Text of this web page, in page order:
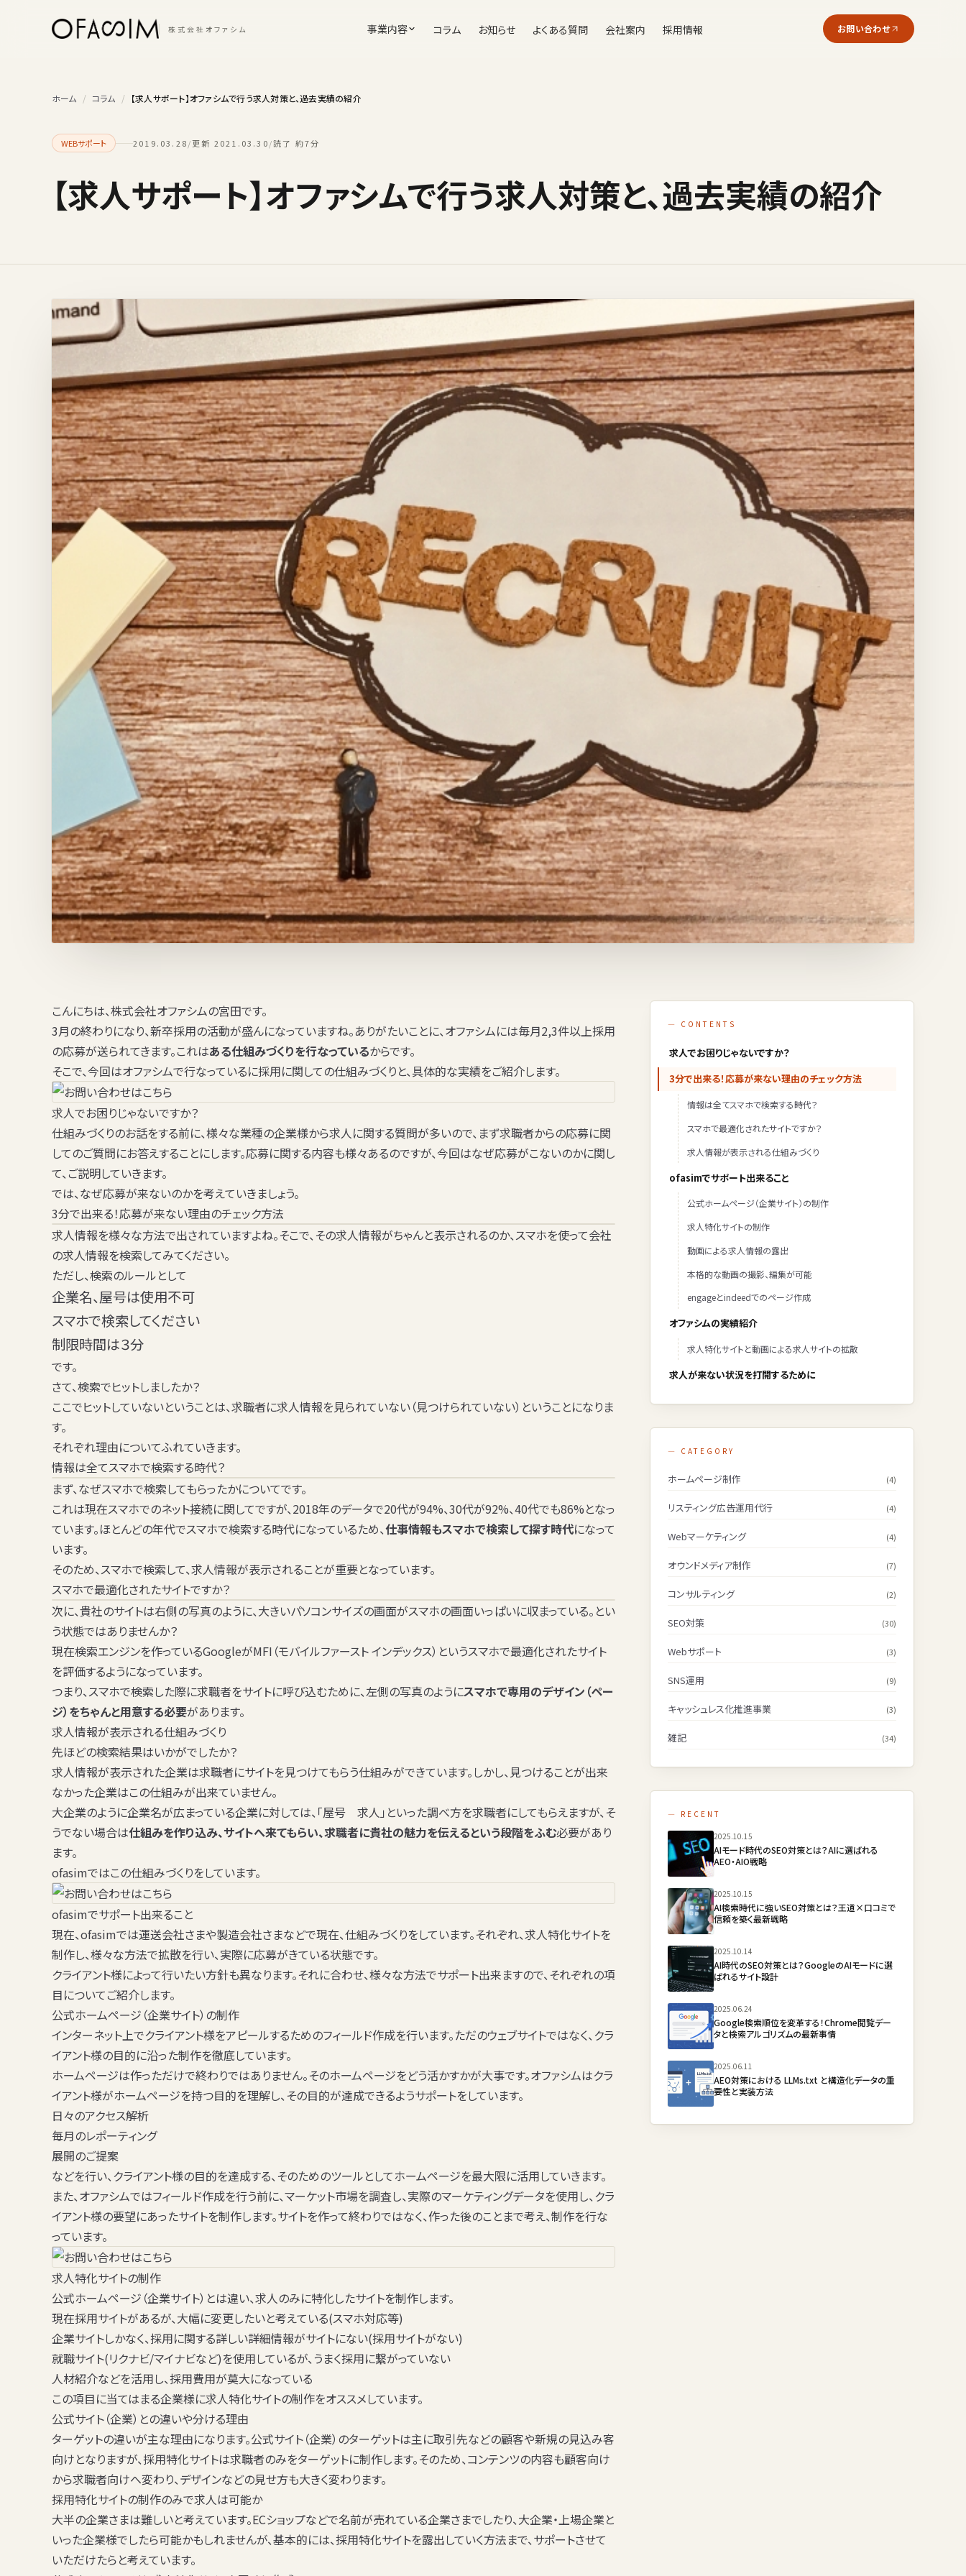
株式会社オファシム 事業内容 コラム お知らせ よくある質問 会社案内 採用情報 お問い合わせ
ホーム / コラム / 【求人サポート】オファシムで行う求人対策と、過去実績の紹介
WEBサポート 2019.03.28/更新 2021.03.30/読了 約7分
【求人サポート】オファシムで行う求人対策と、過去実績の紹介
こんにちは、株式会社オファシムの宮田です。
3月の終わりになり、新卒採用の活動が盛んになっていますね。ありがたいことに、オファシムには毎月2,3件以上採用
の応募が送られてきます。これはある仕組みづくりを行なっているからです。
そこで、今回はオファシムで行なっているに採用に関しての仕組みづくりと、具体的な実績をご紹介します。
求人でお困りじゃないですか？
仕組みづくりのお話をする前に、様々な業種の企業様から求人に関する質問が多いので、まず求職者からの応募に関
してのご質問にお答えすることにします。応募に関する内容も様々あるのですが、今回はなぜ応募がこないのかに関し
て、ご説明していきます。
では、なぜ応募が来ないのかを考えていきましょう。
3分で出来る！応募が来ない理由のチェック方法
求人情報を様々な方法で出されていますよね。そこで、その求人情報がちゃんと表示されるのか、スマホを使って会社
の求人情報を検索してみてください。
ただし、検索のルールとして
企業名、屋号は使用不可
スマホで検索してください
制限時間は３分
です。
さて、検索でヒットしましたか？
ここでヒットしていないということは、求職者に求人情報を見られていない（見つけられていない）ということになりま
す。
それぞれ理由についてふれていきます。
情報は全てスマホで検索する時代？
まず、なぜスマホで検索してもらったかについてです。
これは現在スマホでのネット接続に関してですが、2018年のデータで20代が94%、30代が92%、40代でも86%となっ
ています。ほとんどの年代でスマホで検索する時代になっているため、仕事情報もスマホで検索して探す時代になって
います。
そのため、スマホで検索して、求人情報が表示されることが重要となっています。
スマホで最適化されたサイトですか？
次に、貴社のサイトは右側の写真のように、大きいパソコンサイズの画面がスマホの画面いっぱいに収まっている。とい
う状態ではありませんか？
現在検索エンジンを作っているGoogleがMFI（モバイルファースト インデックス）というスマホで最適化されたサイト
を評価するようになっています。
つまり、スマホで検索した際に求職者をサイトに呼び込むために、左側の写真のようにスマホで専用のデザイン（ペー
ジ）をちゃんと用意する必要があります。
求人情報が表示される仕組みづくり
先ほどの検索結果はいかがでしたか？
求人情報が表示された企業は求職者にサイトを見つけてもらう仕組みができています。しかし、見つけることが出来
なかった企業はこの仕組みが出来ていません。
大企業のように企業名が広まっている企業に対しては、「屋号 求人」といった調べ方を求職者にしてもらえますが、そ
うでない場合は仕組みを作り込み、サイトへ来てもらい、求職者に貴社の魅力を伝えるという段階をふむ必要があり
ます。
ofasimではこの仕組みづくりをしています。
ofasimでサポート出来ること
現在、ofasimでは運送会社さまや製造会社さまなどで現在、仕組みづくりをしています。それぞれ、求人特化サイトを
制作し、様々な方法で拡散を行い、実際に応募がきている状態です。
クライアント様によって行いたい方針も異なります。それに合わせ、様々な方法でサポート出来ますので、それぞれの項
目についてご紹介します。
公式ホームページ（企業サイト）の制作
インターネット上でクライアント様をアピールするためのフィールド作成を行います。ただのウェブサイトではなく、クラ
イアント様の目的に沿った制作を徹底しています。
ホームページは作っただけで終わりではありません。そのホームページをどう活かすかが大事です。オファシムはクラ
イアント様がホームページを持つ目的を理解し、その目的が達成できるようサポートをしています。
日々のアクセス解析
毎月のレポーティング
展開のご提案
などを行い、クライアント様の目的を達成する、そのためのツールとしてホームページを最大限に活用していきます。
また、オファシムではフィールド作成を行う前に、マーケット市場を調査し、実際のマーケティングデータを使用し、クラ
イアント様の要望にあったサイトを制作します。サイトを作って終わりではなく、作った後のことまで考え、制作を行な
っています。
求人特化サイトの制作
公式ホームページ（企業サイト）とは違い、求人のみに特化したサイトを制作します。
現在採用サイトがあるが、大幅に変更したいと考えている(スマホ対応等)
企業サイトしかなく、採用に関する詳しい詳細情報がサイトにない(採用サイトがない)
就職サイト(リクナビ/マイナビなど)を使用しているが、うまく採用に繋がっていない
人材紹介などを活用し、採用費用が莫大になっている
この項目に当てはまる企業様に求人特化サイトの制作をオススメしています。
公式サイト（企業）との違いや分ける理由
ターゲットの違いが主な理由になります。公式サイト（企業）のターゲットは主に取引先などの顧客や新規の見込み客
向けとなりますが、採用特化サイトは求職者のみをターゲットに制作します。そのため、コンテンツの内容も顧客向け
から求職者向けへ変わり、デザインなどの見せ方も大きく変わります。
採用特化サイトの制作のみで求人は可能か
大半の企業さまは難しいと考えています。ECショップなどで名前が売れている企業さまでしたり、大企業・上場企業と
いった企業様でしたら可能かもしれませんが、基本的には、採用特化サイトを露出していく方法まで、サポートさせて
いただけたらと考えています。
— CONTENTS
求人でお困りじゃないですか？
3分で出来る！応募が来ない理由のチェック方法
情報は全てスマホで検索する時代？
スマホで最適化されたサイトですか？
求人情報が表示される仕組みづくり
ofasimでサポート出来ること
公式ホームページ（企業サイト）の制作
求人特化サイトの制作
動画による求人情報の露出
本格的な動画の撮影、編集が可能
engageとindeedでのページ作成
オファシムの実績紹介
求人特化サイトと動画による求人サイトの拡散
求人が来ない状況を打開するために
— CATEGORY
ホームページ制作 (4)
リスティング広告運用代行 (4)
Webマーケティング (4)
オウンドメディア制作 (7)
コンサルティング (2)
SEO対策 (30)
Webサポート (3)
SNS運用 (9)
キャッシュレス化推進事業 (3)
雑記 (34)
— RECENT
2025.10.15
AIモード時代のSEO対策とは？AIに選ばれる
AEO・AIO戦略
2025.10.15
AI検索時代に強いSEO対策とは？王道×口コミで
信頼を築く最新戦略
2025.10.14
AI時代のSEO対策とは？GoogleのAIモードに選
ばれるサイト設計
2025.06.24
Google検索順位を変革する！Chrome閲覧デー
タと検索アルゴリズムの最新事情
2025.06.11
AEO対策における LLMs.txt と構造化データの重
要性と実装方法